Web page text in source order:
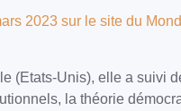
2023 sur le site du
(Etats-Unis), elle a
la théorie